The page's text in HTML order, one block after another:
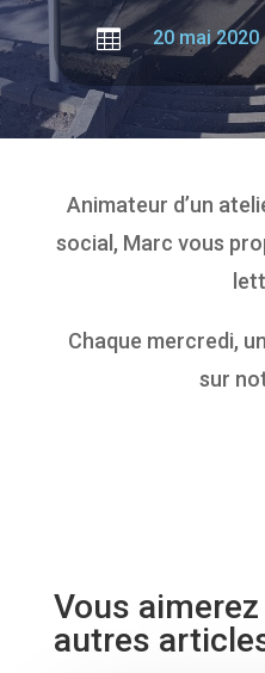
 20 mai 2020
Animateur d’un
social, Marc vous
Chaque mercredi,
sur
Vous
autres